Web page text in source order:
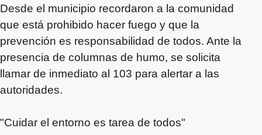
Desde el municipio recordaron a la comunidad
que está prohibido hacer fuego y que la
prevención es responsabilidad de todos. Ante la
presencia de columnas de humo, se solicita
llamar de inmediato al 103 para alertar a las
autoridades.
"Cuidar el entorno es tarea de todos"